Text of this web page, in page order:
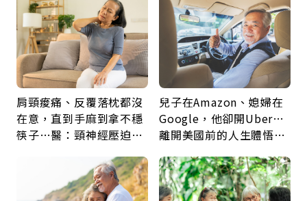
肩頸痠痛、反覆落枕都沒
在意，直到手麻到拿不穩
筷子…醫：頸神經壓迫上
兒子在Amazon、媳婦在
Google，他卻開Uber…
離開美國前的人生體悟：